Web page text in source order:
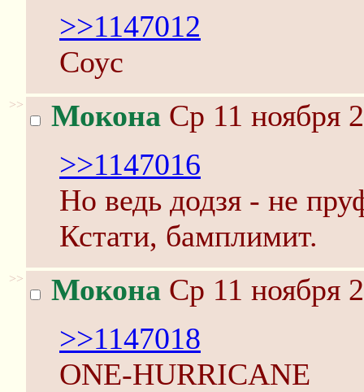
>>1147012
Соус
>> Мокона Ср 11 ноября
>>1147016
Но ведь додзя - не
Кстати, бамплимит.
>> Мокона Ср 11 ноября
>>1147018
ONE-HURRICANE